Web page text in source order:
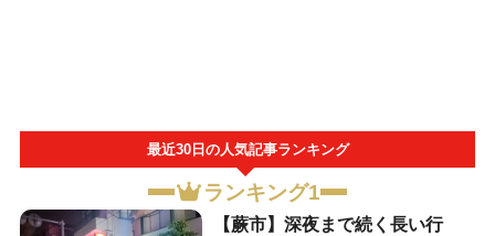
最近30日の人気記事ランキング
ランキング1
【蕨市】深夜まで続く長い行